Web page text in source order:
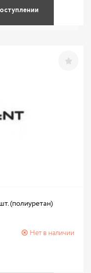
(полиуретан)
Нет в наличии